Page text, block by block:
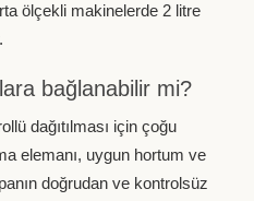
ölçekli makinelerde 2 litre
bağlanabilir mi?
dağıtılması için çoğu
elemanı, uygun hortum ve
doğrudan ve kontrolsüz